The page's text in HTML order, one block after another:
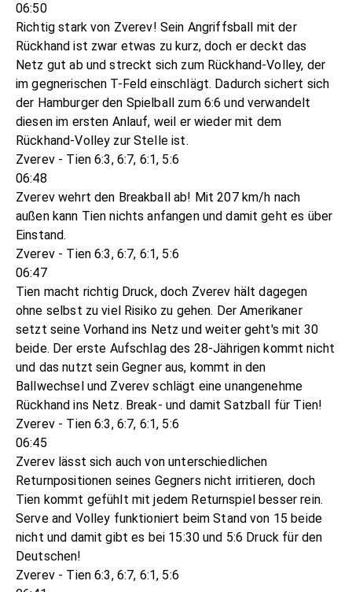
06:50
Richtig stark von Zverev! Sein Angriffsball mit der
Rückhand ist zwar etwas zu kurz, doch er deckt das
Netz gut ab und streckt sich zum Rückhand-Volley, der
im gegnerischen T-Feld einschlägt. Dadurch sichert sich
der Hamburger den Spielball zum 6:6 und verwandelt
diesen im ersten Anlauf, weil er wieder mit dem
Rückhand-Volley zur Stelle ist.
Zverev - Tien 6:3, 6:7, 6:1, 5:6
06:48
Zverev wehrt den Breakball ab! Mit 207 km/h nach
außen kann Tien nichts anfangen und damit geht es über
Einstand.
Zverev - Tien 6:3, 6:7, 6:1, 5:6
06:47
Tien macht richtig Druck, doch Zverev hält dagegen
ohne selbst zu viel Risiko zu gehen. Der Amerikaner
setzt seine Vorhand ins Netz und weiter geht's mit 30
beide. Der erste Aufschlag des 28-Jährigen kommt nicht
und das nutzt sein Gegner aus, kommt in den
Ballwechsel und Zverev schlägt eine unangenehme
Rückhand ins Netz. Break- und damit Satzball für Tien!
Zverev - Tien 6:3, 6:7, 6:1, 5:6
06:45
Zverev lässt sich auch von unterschiedlichen
Returnpositionen seines Gegners nicht irritieren, doch
Tien kommt gefühlt mit jedem Returnspiel besser rein.
Serve and Volley funktioniert beim Stand von 15 beide
nicht und damit gibt es bei 15:30 und 5:6 Druck für den
Deutschen!
Zverev - Tien 6:3, 6:7, 6:1, 5:6